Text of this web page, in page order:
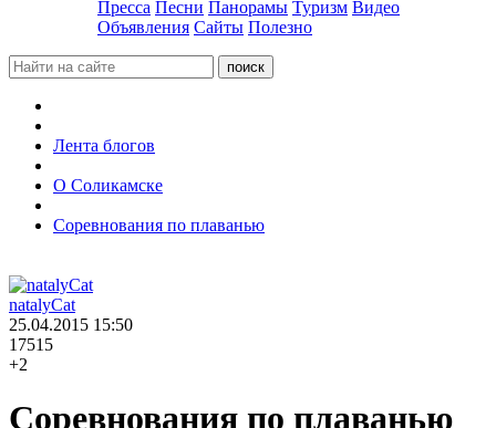
Пресса Песни Панорамы Туризм Видео
Объявления Сайты Полезно
Лента блогов
О Соликамске
Соревнования по плаванью
natalyCat
25.04.2015 15:50
17515
+2
Соревнования по плаванью